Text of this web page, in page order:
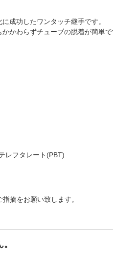
成功したワンタッチ継手です。
かわらずチューブの脱着が簡単で
レフタレート(PBT)
摘をお願い致します。